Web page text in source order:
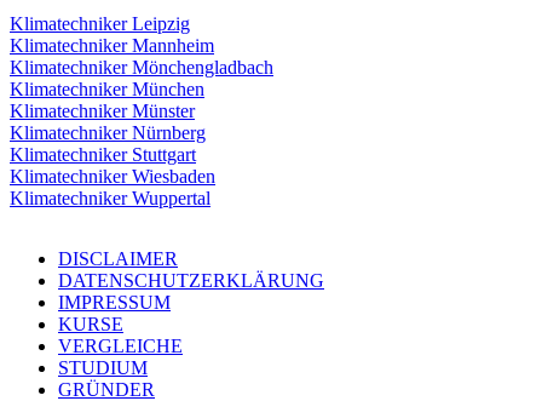
Klimatechniker Leipzig
Klimatechniker Mannheim
Klimatechniker Mönchengladbach
Klimatechniker München
Klimatechniker Münster
Klimatechniker Nürnberg
Klimatechniker Stuttgart
Klimatechniker Wiesbaden
Klimatechniker Wuppertal
DISCLAIMER
DATENSCHUTZERKLÄRUNG
IMPRESSUM
KURSE
VERGLEICHE
STUDIUM
GRÜNDER